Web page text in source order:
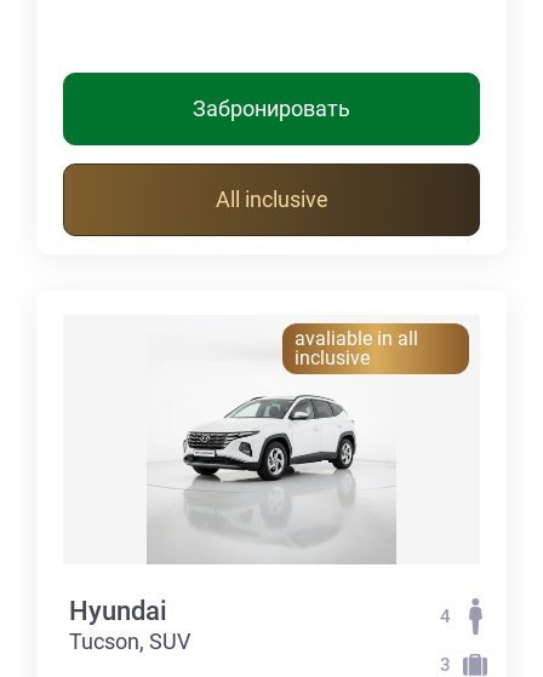
Забронировать
All inclusive
avaliable in all
inclusive
Hyundai
Tucson, SUV
4
3